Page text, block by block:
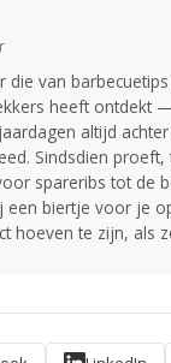
die van
heeft ontdekt
altijd
Sindsdien
spareribs tot de
een biertje voor je
hoeven te zijn, als